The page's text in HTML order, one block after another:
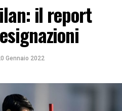
il report
Gennaio 2022